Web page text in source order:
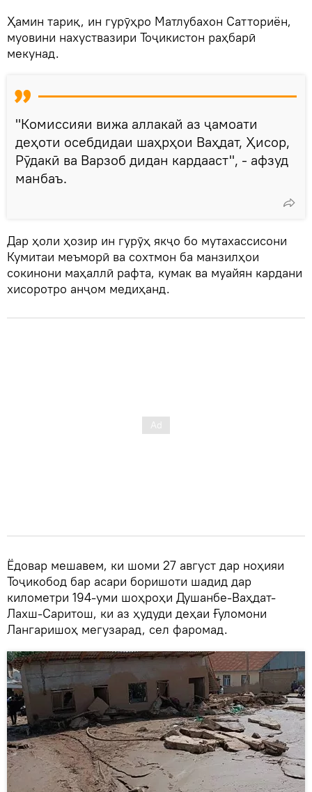
Ҳамин тариқ, ин гурӯҳро Матлубахон Сатториён,
муовини нахуствазири Тоҷикистон раҳбарӣ
мекунад.
"Комиссияи вижа аллакай аз ҷамоати
деҳоти осебдидаи шаҳрҳои Ваҳдат, Ҳисор,
Рӯдакӣ ва Варзоб дидан кардааст", - афзуд
манбаъ.
Дар ҳоли ҳозир ин гурӯҳ якҷо бо мутахассисони
Кумитаи меъморӣ ва сохтмон ба манзилҳои
сокинони маҳаллӣ рафта, кумак ва муайян кардани
хисоротро анҷом медиҳанд.
Ёдовар мешавем, ки шоми 27 август дар ноҳияи
Тоҷикобод бар асари боришоти шадид дар
километри 194-уми шоҳроҳи Душанбе-Ваҳдат-
Лахш-Саритош, ки аз ҳудуди деҳаи Ғуломони
Лангаришоҳ мегузарад, сел фаромад.